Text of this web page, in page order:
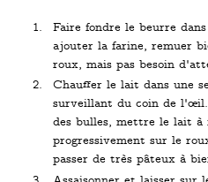
Faire fondre le beurre
ajouter la farine, remuer
roux, mais pas besoin
Chauffer le lait dans une
surveillant du coin de l'œil.
des bulles, mettre le lait
progressivement sur le
passer de très pâteux à